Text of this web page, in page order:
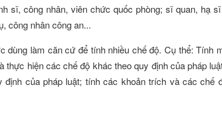
sĩ, công nhân, viên chức quốc phòng; sĩ quan, hạ
công nhân công an...
dùng làm căn cứ để tính nhiều chế độ. Cụ thể: Tính
thực hiện các chế độ khác theo quy định của pháp
định của pháp luật; tính các khoản trích và các chế